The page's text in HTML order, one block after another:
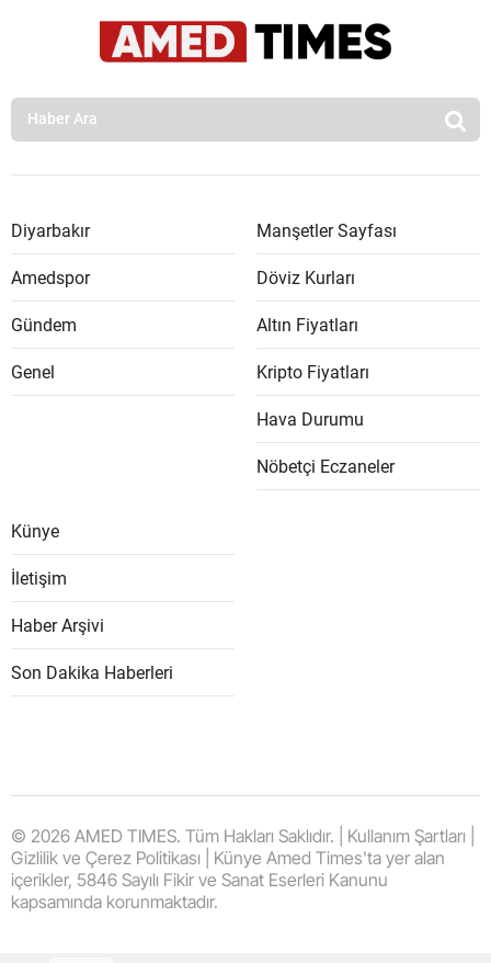
Diyarbakır
Amedspor
Gündem
Genel
Manşetler Sayfası
Döviz Kurları
Altın Fiyatları
Kripto Fiyatları
Hava Durumu
Nöbetçi Eczaneler
Künye
İletişim
Haber Arşivi
Son Dakika Haberleri
© 2026 AMED TIMES. Tüm Hakları Saklıdır. | Kullanım Şartları |
Gizlilik ve Çerez Politikası | Künye Amed Times'ta yer alan
içerikler, 5846 Sayılı Fikir ve Sanat Eserleri Kanunu
kapsamında korunmaktadır.